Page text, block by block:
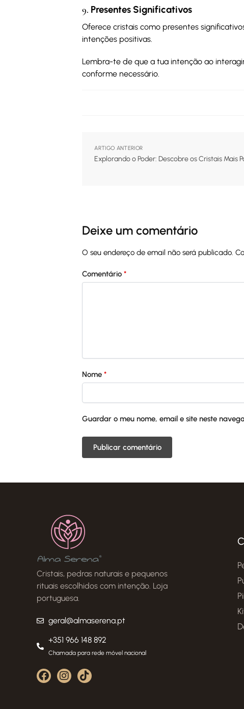
9. Presentes Significativos
Oferece cristais como presentes
intenções positivas.
Lembra-te de que a tua intenção ao
conforme necessário.
ARTIGO ANTERIOR
Explorando o Poder: Descobre os Cristais Mais
Deixe um comentário
O seu endereço de email não será publicado.
Comentário*
Nome*
Guardar o meu nome, email e site neste
Cristais, pedras naturais e pequenos
rituais escolhidos com intenção. Loja
portuguesa.
geral@almaserena.pt
+351 966 148 892
Chamada para rede móvel nacional